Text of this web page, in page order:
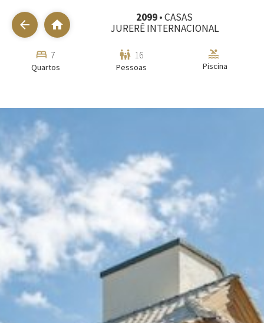
arrow_back home
2099• CASAS
JURERÊ INTERNACIONAL
bed 7
Quartos
family_restroom 16
Pessoas
pool
Piscina